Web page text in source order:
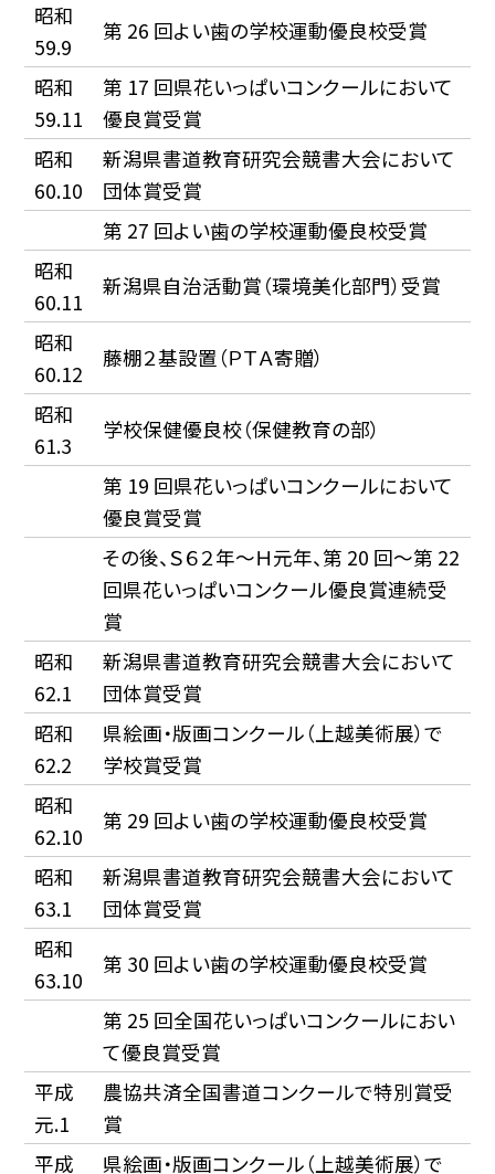
昭和
59.9
第 26 回よい歯の学校運動優良校受賞
昭和
59.11
第 17 回県花いっぱいコンクールにおいて
優良賞受賞
昭和
60.10
新潟県書道教育研究会競書大会において
団体賞受賞
第 27 回よい歯の学校運動優良校受賞
昭和
60.11
新潟県自治活動賞（環境美化部門）受賞
昭和
60.12
藤棚２基設置（ＰＴＡ寄贈）
昭和
61.3
学校保健優良校（保健教育の部）
第 19 回県花いっぱいコンクールにおいて
優良賞受賞
その後、Ｓ６２年〜Ｈ元年、第 20 回〜第 22
回県花いっぱいコンクール優良賞連続受
賞
昭和
62.1
新潟県書道教育研究会競書大会において
団体賞受賞
昭和
62.2
県絵画・版画コンクール（上越美術展）で
学校賞受賞
昭和
62.10
第 29 回よい歯の学校運動優良校受賞
昭和
63.1
新潟県書道教育研究会競書大会において
団体賞受賞
昭和
63.10
第 30 回よい歯の学校運動優良校受賞
第 25 回全国花いっぱいコンクールにおい
て優良賞受賞
平成
元.1
農協共済全国書道コンクールで特別賞受
賞
平成
県絵画・版画コンクール（上越美術展）で